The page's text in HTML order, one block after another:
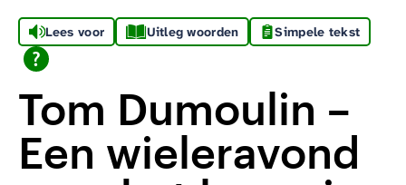
Lees voor Uitleg woorden Simpele tekst
Tom Dumoulin –
Een wieleravond